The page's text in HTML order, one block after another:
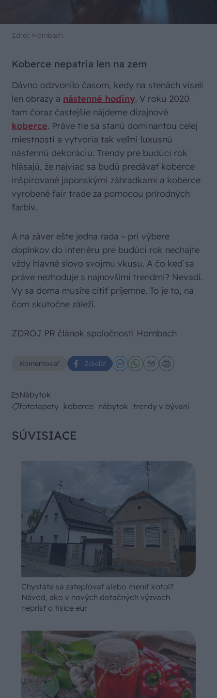
Zdroj: Hornbach
Koberce nepatria len na zem
Dávno odzvonilo časom, kedy na stenách viseli
len obrazy a nástenné hodiny. V roku 2020
tam čoraz častejšie nájdeme dizajnové
koberce. Práve tie sa stanú dominantou celej
miestnosti a vytvoria tak veľmi luxusnú
nástennú dekoráciu. Trendy pre budúci rok
hlásajú, že najviac sa budú predávať koberce
inšpirované japonskými záhradkami a koberce
vyrobené fair trade za pomocou prírodných
farbív.
A na záver ešte jedna rada – pri výbere
doplnkov do interiéru pre budúci rok nechajte
vždy hlavné slovo svojmu vkusu. A čo keď sa
práve nezhoduje s najnovšími trendmi? Nevadí.
Vy sa doma musíte cítiť príjemne. To je to, na
čom skutočne záleží.
ZDROJ PR článok spoločnosti Hornbach
Komentovať Zdieľať
Nábytok
fototapety koberce nábytok trendy v bývaní
SÚVISIACE
Chystáte sa zatepľovať alebo meniť kotol?
Návod, ako v nových dotačných výzvach
neprísť o tisíce eur